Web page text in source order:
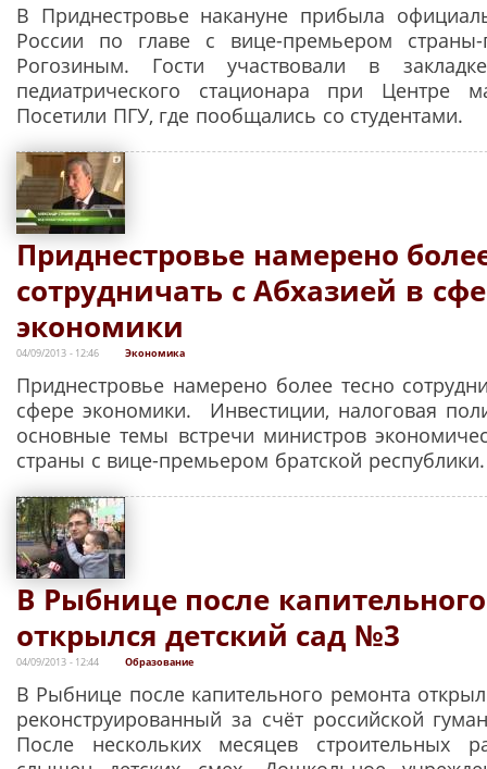
В Приднестровье накануне прибыла
России по главе с вице-премьером страны-
Рогозиным. Гости участвовали в
педиатрического стационара при Центре
Посетили ПГУ, где пообщались со студентами.
Приднестровье намерено
сотрудничать с Абхазией в
экономики
04/09/2013 - 12:46 Экономика
Приднестровье намерено более тесно
сфере экономики. Инвестиции, налоговая
основные темы встречи министров
страны с вице-премьером братской
В Рыбнице после
открылся детский сад №3
04/09/2013 - 12:44 Образование
В Рыбнице после капительного ремонта
реконструированный за счёт российской
После нескольких месяцев строительных